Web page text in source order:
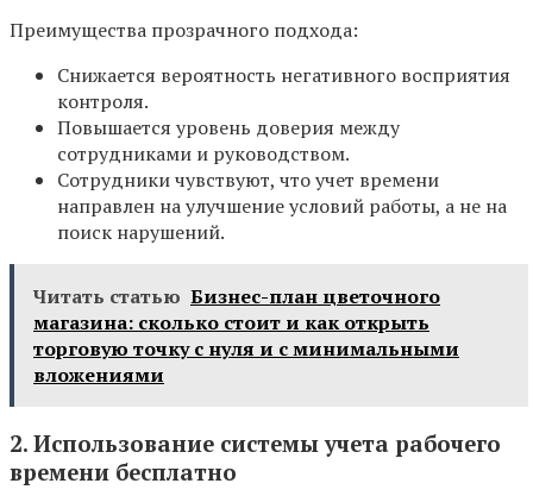
Преимущества прозрачного подхода:
Снижается вероятность негативного восприятия
контроля.
Повышается уровень доверия между
сотрудниками и руководством.
Сотрудники чувствуют, что учет времени
направлен на улучшение условий работы, а не на
поиск нарушений.
Читать статью Бизнес-план цветочного
магазина: сколько стоит и как открыть
торговую точку с нуля и с минимальными
вложениями
2. Использование системы учета рабочего
времени бесплатно